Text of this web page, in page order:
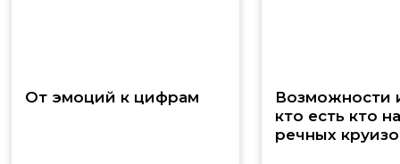
От эмоций к цифрам
Возможности
кто есть кто
речных